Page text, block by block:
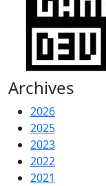
Archives
2026
2025
2023
2022
2021